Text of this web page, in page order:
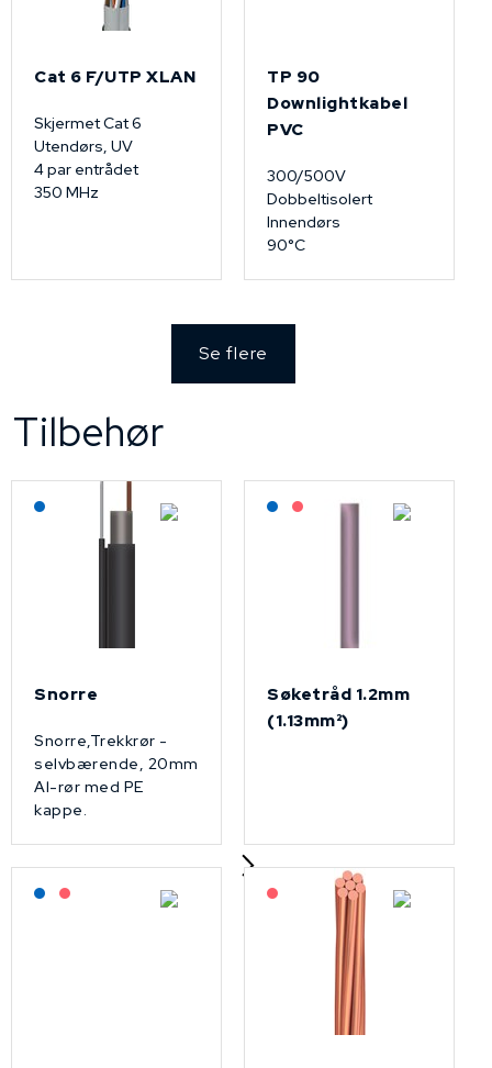
Cat 6 F/UTP XLAN
Skjermet Cat 6
Utendørs, UV
4 par entrådet
350 MHz
TP 90
Downlightkabel
PVC
300/500V
Dobbeltisolert
Innendørs
90°C
Se flere
Tilbehør
Lagerført: NEK Kabel
Snorre
Snorre,Trekkrør -
selvbærende, 20mm
Al-rør med PE
kappe.
Lagerført: NEK Kabel
På forespørsel
Søketråd 1.2mm
(1.13mm²)
Lagerført: NEK Kabel
På forespørsel På forespørsel